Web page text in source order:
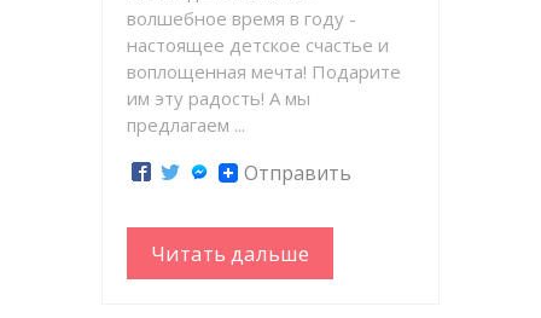
волшебное время в году -
настоящее детское счастье и
воплощенная мечта! Подарите
им эту радость! А мы
предлагаем ...
Отправить
Читать дальше